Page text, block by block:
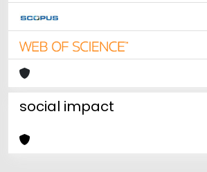
social impact